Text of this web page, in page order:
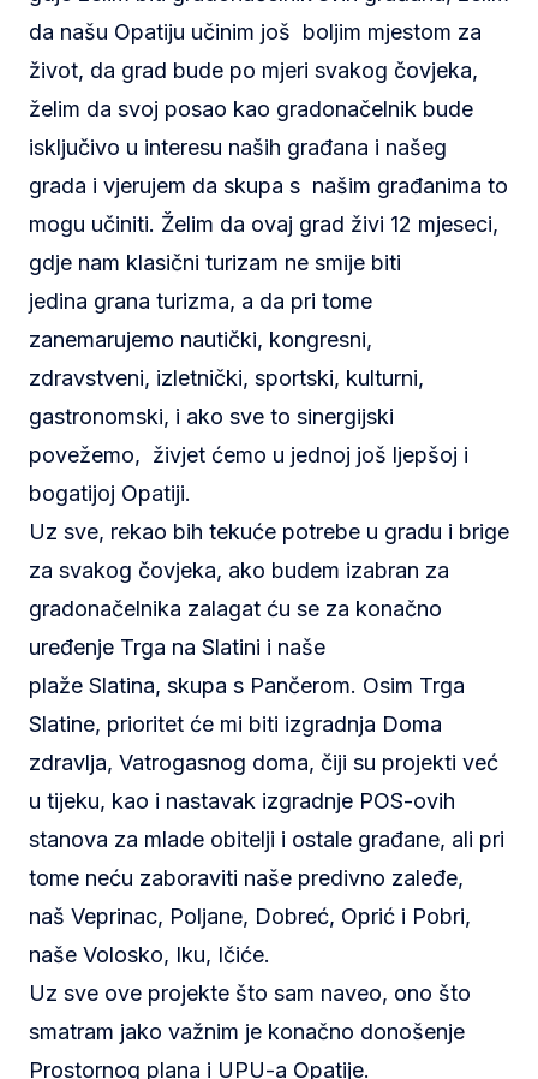
da našu Opatiju učinim još boljim mjestom za
život, da grad bude po mjeri svakog čovjeka,
želim da svoj posao kao gradonačelnik bude
isključivo u interesu naših građana i našeg
grada i vjerujem da skupa s našim građanima to
mogu učiniti. Želim da ovaj grad živi 12 mjeseci,
gdje nam klasični turizam ne smije biti
jedina grana turizma, a da pri tome
zanemarujemo nautički, kongresni,
zdravstveni, izletnički, sportski, kulturni,
gastronomski, i ako sve to sinergijski
povežemo, živjet ćemo u jednoj još ljepšoj i
bogatijoj Opatiji.
Uz sve, rekao bih tekuće potrebe u gradu i brige
za svakog čovjeka, ako budem izabran za
gradonačelnika zalagat ću se za konačno
uređenje Trga na Slatini i naše
plaže Slatina, skupa s Pančerom. Osim Trga
Slatine, prioritet će mi biti izgradnja Doma
zdravlja, Vatrogasnog doma, čiji su projekti već
u tijeku, kao i nastavak izgradnje POS-ovih
stanova za mlade obitelji i ostale građane, ali pri
tome neću zaboraviti naše predivno zaleđe,
naš Veprinac, Poljane, Dobreć, Oprić i Pobri,
naše Volosko, Iku, Ičiće.
Uz sve ove projekte što sam naveo, ono što
smatram jako važnim je konačno donošenje
Prostornog plana i UPU-a Opatije.